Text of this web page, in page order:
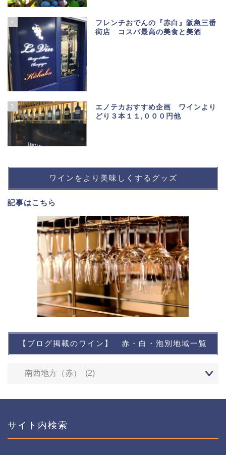
4
フレンチおでんの『赤白』阪急三番
街店 コスパ最高の美食と美酒
5
エノテカおすすめ企画 ワインより
どり３本１１,０００円他
ワインをより美味しくするグッズ
記事はこちら
【ブログ掲載のワイン】 赤・白・泡別地域一覧
サイト内検索
想い出に残るワイン